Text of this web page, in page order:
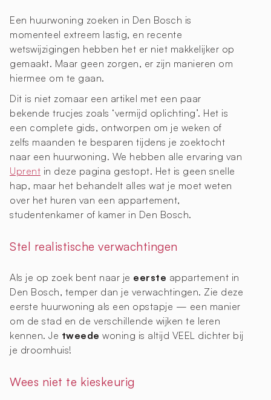
Een huurwoning zoeken in Den Bosch is
momenteel extreem lastig, en recente
wetswijzigingen hebben het er niet makkelijker op
gemaakt. Maar geen zorgen, er zijn manieren om
hiermee om te gaan.
Dit is niet zomaar een artikel met een paar
bekende trucjes zoals ‘vermijd oplichting’. Het is
een complete gids, ontworpen om je weken of
zelfs maanden te besparen tijdens je zoektocht
naar een huurwoning. We hebben alle ervaring van
Uprent in deze pagina gestopt. Het is geen snelle
hap, maar het behandelt alles wat je moet weten
over het huren van een appartement,
studentenkamer of kamer in Den Bosch.
Stel realistische verwachtingen
Als je op zoek bent naar je eerste appartement in
Den Bosch, temper dan je verwachtingen. Zie deze
eerste huurwoning als een opstapje — een manier
om de stad en de verschillende wijken te leren
kennen. Je tweede woning is altijd VEEL dichter bij
je droomhuis!
Wees niet te kieskeurig